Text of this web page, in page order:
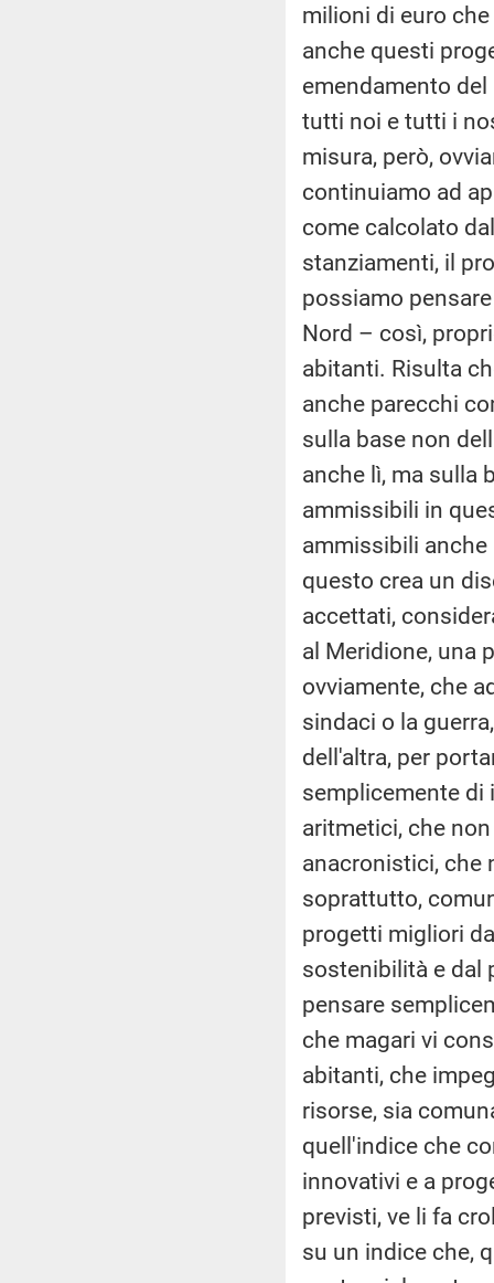
milioni di euro
anche questi
emendamento del
tutti noi e tutti i
misura, però,
continuiamo ad
come calcolato
stanziamenti, il
possiamo
Nord – così,
abitanti. Risulta
anche parecchi
sulla base non
anche lì, ma sulla
ammissibili in
ammissibili anche
questo crea un
accettati,
al Meridione, una
ovviamente, che
sindaci o la
dell'altra, per
semplicemente di
aritmetici, che
anacronistici, che
soprattutto,
progetti migliori
sostenibilità e dal
pensare
che magari vi
abitanti, che
risorse, sia
quell'indice che
innovativi e a
previsti, ve li fa
su un indice che,